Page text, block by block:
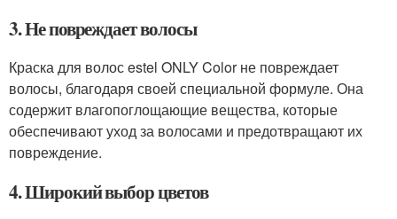
3. Не повреждает волосы
Краска для волос estel ONLY Color не повреждает
волосы, благодаря своей специальной формуле. Она
содержит влагопоглощающие вещества, которые
обеспечивают уход за волосами и предотвращают их
повреждение.
4. Широкий выбор цветов